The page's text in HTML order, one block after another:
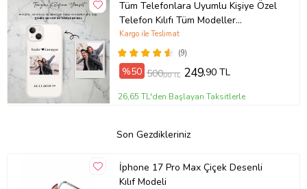
Tüm Telefonlara Uyumlu Kişiye Özel
Telefon Kılıfı Tüm Modeller
Açıklamada
(9)
Kargo ile Teslimat
%50 500,00 TL 249,90 TL
26,65 TL'den Başlayan Taksitlerle
Son Gezdikleriniz
İphone 17 Pro Max Çiçek Desenli
Kılıf Modeli